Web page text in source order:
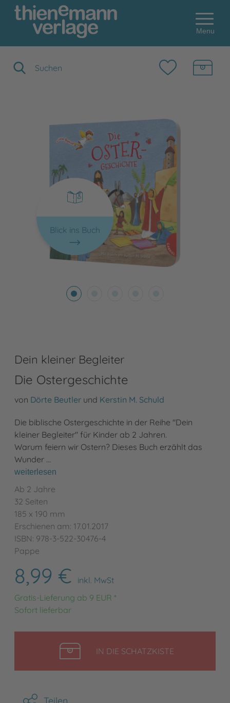
Menu
Blick ins Buch
Dein kleiner Begleiter
Die Ostergeschichte
von Dörte Beutler und Kerstin M. Schuld
Die biblische Ostergeschichte in der Reihe "Dein
kleiner Begleiter" für Kinder ab 2 Jahren.
Warum feiern wir Ostern? Dieses Buch erzählt das
Wunder …
weiterlesen
Ab 2 Jahre
32 Seiten
185 x 190 mm
Erschienen am: 17.01.2017
ISBN: 978-3-522-30476-4
Pappe
8,99 €
inkl. MwSt
Gratis-Lieferung ab 9 EUR *
Sofort lieferbar
IN DIE SCHATZKISTELEGEN
Teilen